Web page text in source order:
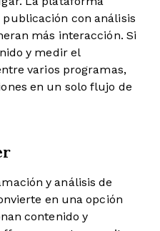
con análisis
más interacción. Si
y medir el
varios programas,
en un solo flujo de
y análisis de
en una opción
contenido y